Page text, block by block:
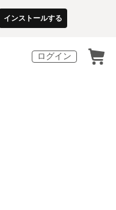
インストールする
ログイン